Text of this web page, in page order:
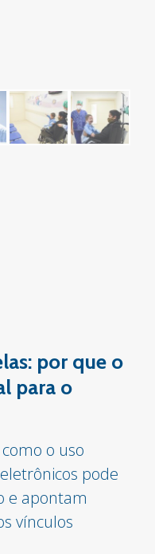
por que o
para o
o uso
pode
e apontam
vínculos